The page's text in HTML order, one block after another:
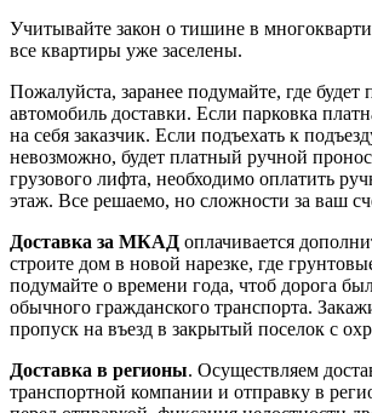
Учитывайте закон о тишине в
все квартиры уже заселены.
Пожалуйста, заранее подумайте, где будет
автомобиль доставки. Если парковка
на себя заказчик. Если подъехать к
невозможно, будет платный ручной
грузового лифта, необходимо оплатить
этаж. Все решаемо, но сложности за ваш
Доставка за МКАД оплачивается
строите дом в новой нарезке, где
подумайте о времени года, чтоб дорога
обычного гражданского транспорта.
пропуск на въезд в закрытый поселок с
Доставка в регионы. Осуществляем
транспортной компании и отправку в